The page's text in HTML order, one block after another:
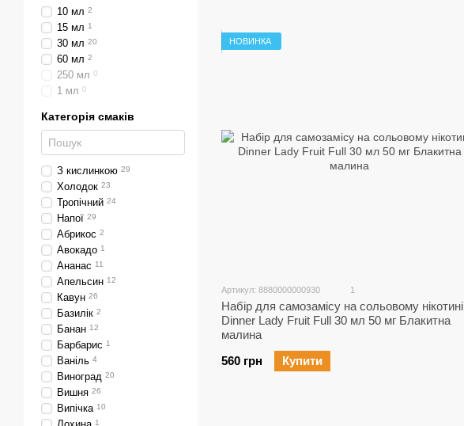
НОВИНКА
Артикул: 8880000000930 1
Набір для самозамісу на сольовому нікотині
Dinner Lady Fruit Full 30 мл 50 мг Блакитна
малина
560 грн
Купити
10 мл 2
15 мл 1
30 мл 20
60 мл 2
250 мл 0
1 мл 0
Категорія смаків
З кислинкою 29
Холодок 23
Тропічний 24
Напої 29
Абрикос 2
Авокадо 1
Ананас 11
Апельсин 12
Кавун 26
Базилік 2
Банан 12
Барбарис 1
Ваніль 4
Виноград 20
Вишня 26
Випічка 10
1